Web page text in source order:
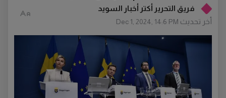
فريق التحرير أكتر أخبار السويد
أخر تحديث Dec 1, 2024, 14:6 PM